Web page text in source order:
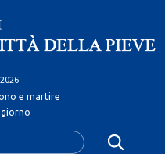
e martire
giorno